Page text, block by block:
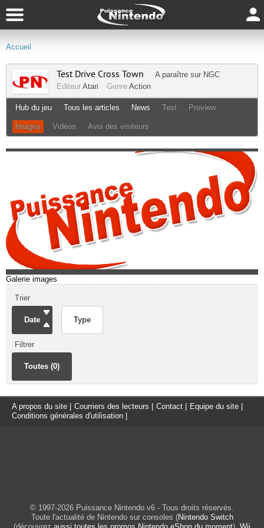
Accueil
Test Drive Cross Town A paraître sur NGC
Editeur Atari Genre Action
Hub du jeu Tous les articles News Test Preview
Images Vidéos Avis des visiteurs
Galerie images
Trier
Date Type
Filtrer
Toutes (0)
A propos du site Courriers des lecteurs Contact Equipe du site
Conditions générales d'utilisation
© 1997-2026 Puissance Nintendo v6 - Tous droits réservés.
Toute l'actualité de Nintendo sur consoles (Nintendo Switch